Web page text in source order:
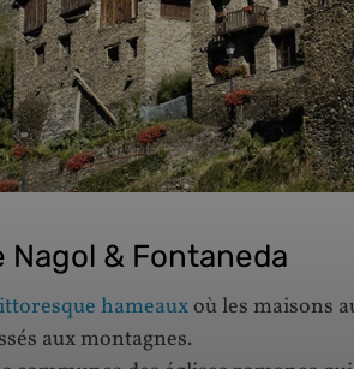
Nagol & Fontaneda
hameauxoù les maisons
aux montagnes.